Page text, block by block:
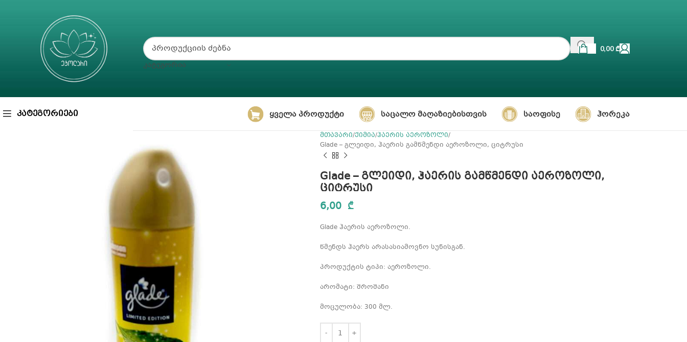
ᲙᲐᲢᲔᲒᲝᲠᲘᲐ
0,00₾
ᲙᲐᲢᲔᲒᲝᲠᲘᲔᲑᲘ ᲧᲕᲔᲚᲐ ᲞᲠᲝᲓᲣᲥᲢᲘ ᲡᲐᲪᲐᲚᲝ ᲛᲐᲦᲐᲖᲘᲔᲑᲘᲡᲗᲕᲘᲡ ᲡᲐᲝᲤᲘᲡᲔ ᲰᲝᲠᲔᲙᲐ
მთავარი ქიმია ჰაერის აეროზოლი
Glade – გლეიდი, ჰაერის გამწმენდი აეროზოლი, ციტრუსი
Glade – გლეიდი, ჰაერის გამწმენდი აეროზოლი,
ციტრუსი
6,00 ₾
Glade ჰაერის აეროზოლი.
წმენდს ჰაერს არასასიამოვნო სუნისგან.
პროდუქტის ტიპი: აეროზოლი.
არომატი: შროშანი
მოცულობა: 300 მლ.